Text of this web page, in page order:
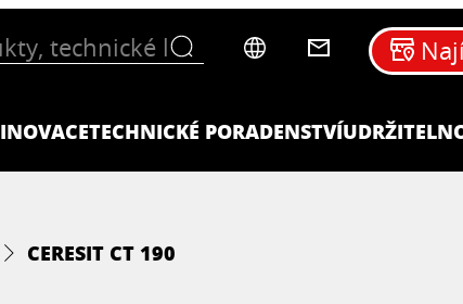
INOVACETECHNICKÉ PORADENSTVÍ
CERESIT CT 190